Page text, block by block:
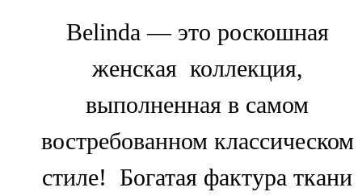
Belinda — это роскошная
женская коллекция,
выполненная в самом
востребованном классическом
стиле! Богатая фактура ткани